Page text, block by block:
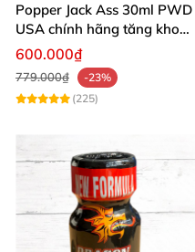
Popper Jack Ass 30ml PWD
USA chính hãng tăng khoái
cảm nhanh
600.000₫
779.000₫
-23%
(225)